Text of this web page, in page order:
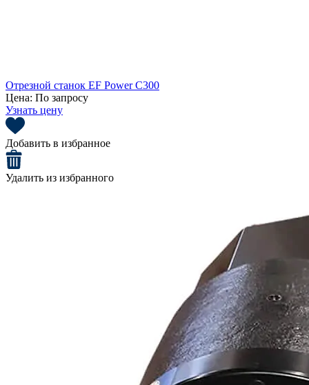
Отрезной станок EF Power C300
Цена: По запросу
Узнать цену
Добавить в избранное
Удалить из избранного